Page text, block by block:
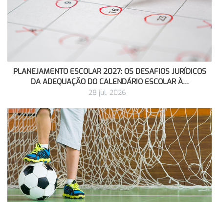
PLANEJAMENTO ESCOLAR 2027: OS DESAFIOS JURÍDICOS
DA ADEQUAÇÃO DO CALENDÁRIO ESCOLAR À…
28 jul, 2026